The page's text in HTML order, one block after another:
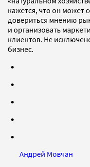
кажется, что он может
довериться мнению
и организовать
клиентов. Не
бизнес.
Андрей Мовчан